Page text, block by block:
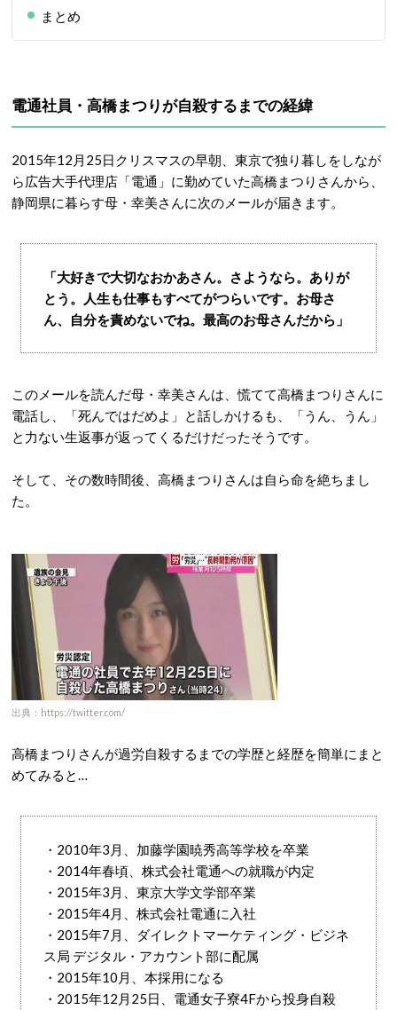
まとめ
電通社員・高橋まつりが自殺するまでの経緯
2015年12月25日クリスマスの早朝、東京で独り暮しをしなが
ら広告大手代理店「電通」に勤めていた高橋まつりさんから、
静岡県に暮らす母・幸美さんに次のメールが届きます。
「大好きで大切なおかあさん。さようなら。ありが
とう。人生も仕事もすべてがつらいです。お母さ
ん、自分を責めないでね。最高のお母さんだから」
このメールを読んだ母・幸美さんは、慌てて高橋まつりさんに
電話し、「死んではだめよ」と話しかけるも、「うん、うん」
と力ない生返事が返ってくるだけだったそうです。
そして、その数時間後、高橋まつりさんは自ら命を絶ちまし
た。
出典：https://twitter.com/
高橋まつりさんが過労自殺するまでの学歴と経歴を簡単にまと
めてみると…
・2010年3月、加藤学園暁秀高等学校を卒業
・2014年春頃、株式会社電通への就職が内定
・2015年3月、東京大学文学部卒業
・2015年4月、株式会社電通に入社
・2015年7月、ダイレクトマーケティング・ビジネ
ス局 デジタル・アカウント部に配属
・2015年10月、本採用になる
・2015年12月25日、電通女子寮4Fから投身自殺